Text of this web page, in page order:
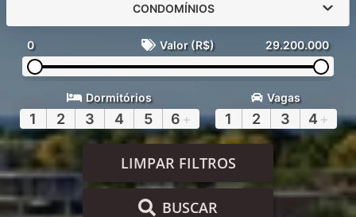
CONDOMÍNIOS
0 Valor (R$) 29.200.000
Dormitórios
1 2 3 4 5 6 +
Vagas
1 2 3 4 +
LIMPAR FILTROS
BUSCAR